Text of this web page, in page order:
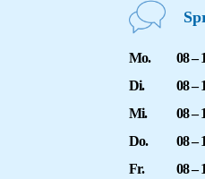
Mo.
08 –
Di.
08 –
Mi.
08 –
Do.
08 –
Fr.
08 –